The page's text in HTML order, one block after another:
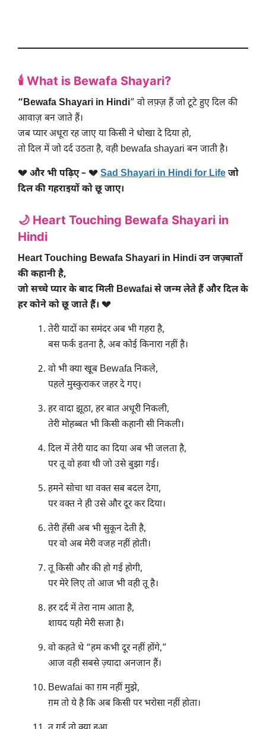
🕯️ What is Bewafa Shayari?
“Bewafa Shayari in Hindi” वो लफ़्ज़ हैं जो टूटे हुए दिल की
आवाज़ बन जाते हैं।
जब प्यार अधूरा रह जाए या किसी ने धोखा दे दिया हो,
तो दिल में जो दर्द उठता है, वही bewafa shayari बन जाती है।
💔 और भी पढ़िए – 💔 Sad Shayari in Hindi for Life जो
दिल की गहराइयों को छू जाए।
🌙 Heart Touching Bewafa Shayari in
Hindi
Heart Touching Bewafa Shayari in Hindi उन जज़्बातों
की कहानी है,
जो सच्चे प्यार के बाद मिली Bewafai से जन्म लेते हैं और दिल के
हर कोने को छू जाते हैं। 💔
तेरी यादों का समंदर अब भी गहरा है,
बस फर्क इतना है, अब कोई किनारा नहीं है।
वो भी क्या खूब Bewafa निकले,
पहले मुस्कुराकर जहर दे गए।
हर वादा झूठा, हर बात अधूरी निकली,
तेरी मोहब्बत भी किसी कहानी सी निकली।
दिल में तेरी याद का दिया अब भी जलता है,
पर तू वो हवा थी जो उसे बुझा गई।
हमने सोचा था वक्त सब बदल देगा,
पर वक्त ने ही उसे और दूर कर दिया।
तेरी हँसी अब भी सुकून देती है,
पर वो अब मेरी वजह नहीं होती।
तू किसी और की हो गई होगी,
पर मेरे लिए तो आज भी वही तू है।
हर दर्द में तेरा नाम आता है,
शायद यही मेरी सजा है।
वो कहते थे “हम कभी दूर नहीं होंगे,”
आज वही सबसे ज़्यादा अनजान हैं।
Bewafai का ग़म नहीं मुझे,
ग़म तो ये है कि अब किसी पर भरोसा नहीं होता।